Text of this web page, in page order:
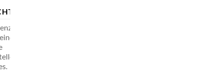
Funktionen,
Live-Daten,